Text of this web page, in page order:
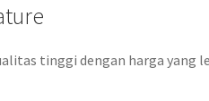
tinggi dengan harga yang